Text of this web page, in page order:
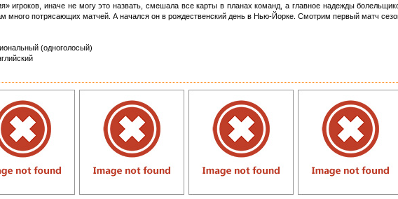
игроков, иначе не могу это назвать, смешала все карты в планах команд, а главное надежды
много потрясающих матчей. А начался он в рождественский день в Нью-Йорке. Смотрим первый матч
(одноголосый)